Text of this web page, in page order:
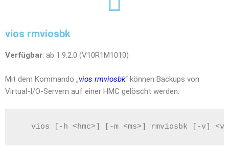
vios rmviosbk
Verfügbar: ab 1.9.2.0 (V10R1M1010)
Mit dem Kommando „vios rmviosbk“ können Backups von
Virtual-I/O-Servern auf einer HMC gelöscht werden:
vios [-h <hmc>] [-m <ms>] rmviosbk [-v]